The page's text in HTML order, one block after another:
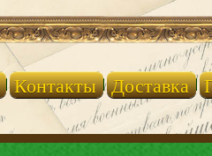
Контакты Доставка